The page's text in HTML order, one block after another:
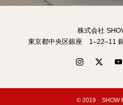
株式会社
東京都中央区銀座 1–22–11
© 2019 SHOW